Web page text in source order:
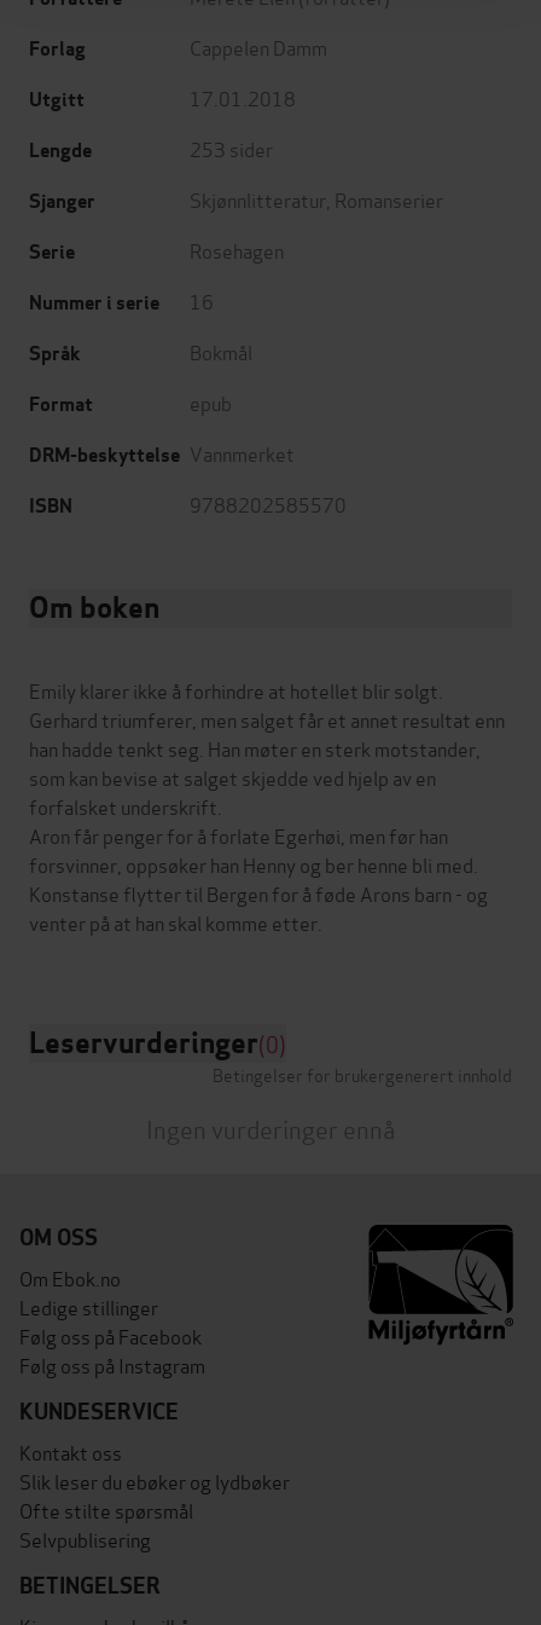
Forlag Cappelen Damm
Utgitt 17.01.2018
Lengde 253 sider
Sjanger Skjønnlitteratur Romanserier
Serie Rosehagen
Nummer i serie 16
Språk Bokmål
Format epub
DRM-beskyttelse Vannmerket
ISBN 9788202585570
Om boken
Emily klarer ikke å forhindre at hotellet blir solgt.
Gerhard triumferer, men salget får et annet resultat enn
han hadde tenkt seg. Han møter en sterk motstander,
som kan bevise at salget skjedde ved hjelp av en
forfalsket underskrift.
Aron får penger for å forlate Egerhøi, men før han
forsvinner, oppsøker han Henny og ber henne bli med.
Konstanse flytter til Bergen for å føde Arons barn - og
venter på at han skal komme etter.
Leservurderinger(0)
Betingelser for brukergenerert innhold
Ingen vurderinger ennå
OM OSS
Om Ebok.no
Ledige stillinger
Følg oss på Facebook
Følg oss på Instagram
KUNDESERVICE
Kontakt oss
Slik leser du ebøker og lydbøker
Ofte stilte spørsmål
Selvpublisering
BETINGELSER